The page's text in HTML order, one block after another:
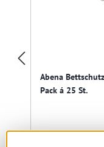
Abena
Pack á 25 St.